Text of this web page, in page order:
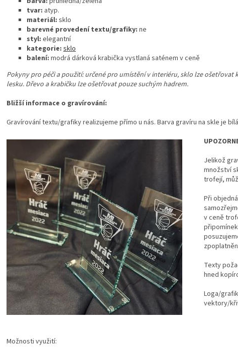
tvar: atyp.
materiál: sklo
barevné provedení textu/grafiky: ne
styl: elegantní
kategorie: sklo
balení: modrá dárková krabička vystlaná saténem v ceně
Pokyny pro péči a použití: určené pro umístění v interiéru, sklo lze
lesku. Dřevo a krabičku lze ošetřovat pouze suchým hadrem.
Bližší informace o gravírování:
Gravírování textu/grafiky realizujeme přímo u nás. Barva gravíru na skle je
Jelikož
množství
trofejí,
Při
v ceně
Texty
hned
Loga/
vektory/
Možnosti využití: